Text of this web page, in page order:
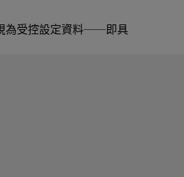
為受控設定資料──即具